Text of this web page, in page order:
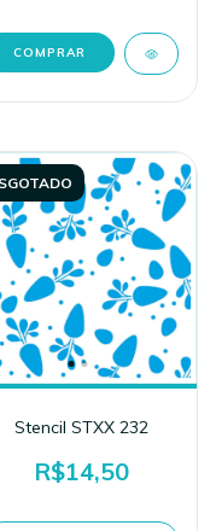
Stencil STXX 232
R$14,50